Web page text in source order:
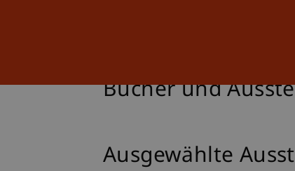
Bücher und
Ausgewählte